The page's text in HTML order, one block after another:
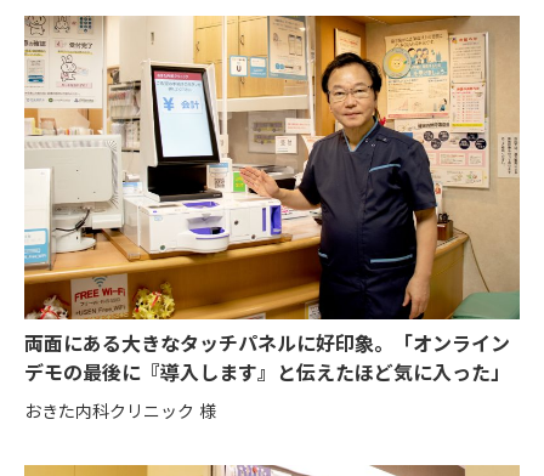
両面にある大きなタッチパネルに好印象。「オンライン
デモの最後に『導入します』と伝えたほど気に入った」
おきた内科クリニック 様